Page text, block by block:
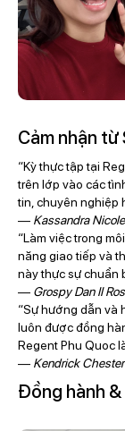
Cảm nhận từ
“Kỳ thực tập tại
trên lớp vào các
tin, chuyên nghiệp
— Kassandra
“Làm việc trong
năng giao tiếp và
này thực sự chuẩn
— Grospy Dan II
“Sự hướng dẫn và
luôn được đồng
Regent Phu Quoc
— Kendrick
Đồng hành &